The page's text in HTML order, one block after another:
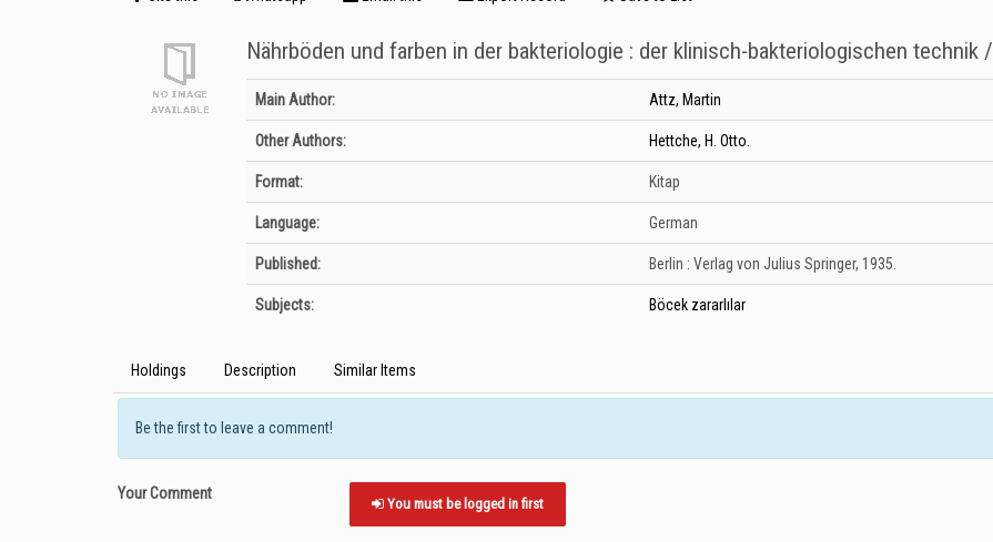
Nährböden und farben in der bakteriologie : der klinisch-bakteriologischen technik /
Bibliographic Details
Main Author: Attz, Martin
Other Authors: Hettche, H. Otto.
Format: Kitap
Language: German
Published: Berlin : Verlag von Julius Springer, 1935.
Subjects: Böcek zararlılar
Holdings Description Similar Items
Be the first to leave a comment!
Your Comment
You must be logged in first